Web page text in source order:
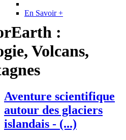
En Savoir +
:
Volcans,
Aventure scientifique
autour des glaciers
islandais - (...)